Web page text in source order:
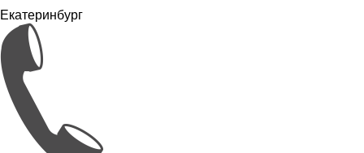
Екатеринбург